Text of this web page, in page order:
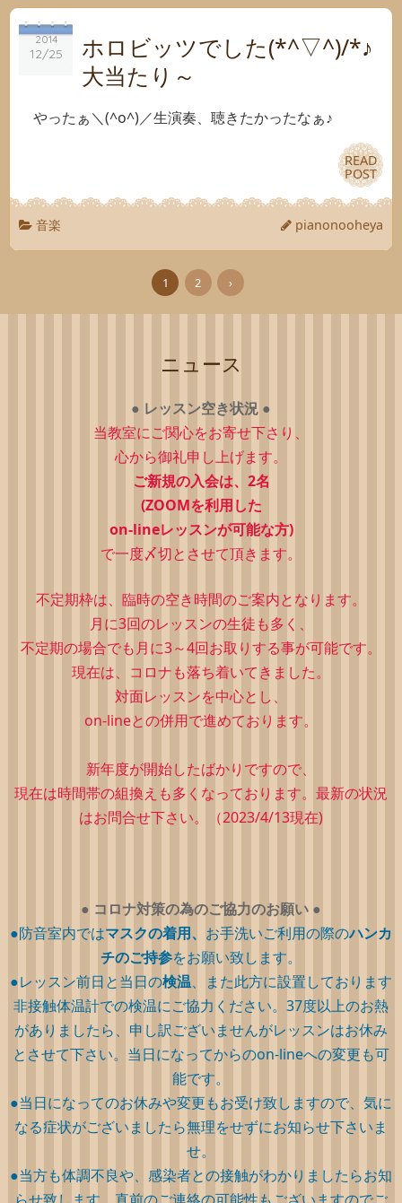
2014
12/25
2014
12/25
ホロビッツでした(*^▽^)/*♪
大当たり～
やったぁ＼(^o^)／生演奏、聴きたかったなぁ♪
READ
POST
READ
POST
音楽 pianonooheya
1 2 ›
ニュース
● レッスン空き状況 ●
当教室にご関心をお寄せ下さり、
心から御礼申し上げます。
ご新規の入会は、2名
(ZOOMを利用した
on-lineレッスンが可能な方)
で一度〆切とさせて頂きます。
不定期枠は、 臨時の空き時間のご案内となります。
月に3回のレッスンの生徒も多く、
不定期の場合でも月に3～4回お取りする事が可能です。
現在は、コロナも落ち着いてきました。
対面レッスンを中心とし、
on-lineとの併用で進めております。
新年度が開始したばかりですので、
現在は時間帯の組換えも多くなっております。最新の状況
はお問合せ下さい。（2023/4/13現在)
● コロナ対策の為のご協力のお願い ●
●防音室内ではマスクの着用、 お手洗いご利用の際のハンカ
チのご持参をお願い致します。
●レッスン前日と当日の検温、また此方に設置しております
非接触体温計での検温にご協力ください。37度以上のお熱
がありましたら、申し訳ございませんがレッスンはお休み
とさせて下さい。当日になってからのon-lineへの変更も可
能です。
●当日になってのお休みや変更もお受け致しますので、気に
なる症状がございましたら無理をせずにお知らせ下さいま
せ。
●当方も体調不良や、感染者との接触がわかりましたらお知